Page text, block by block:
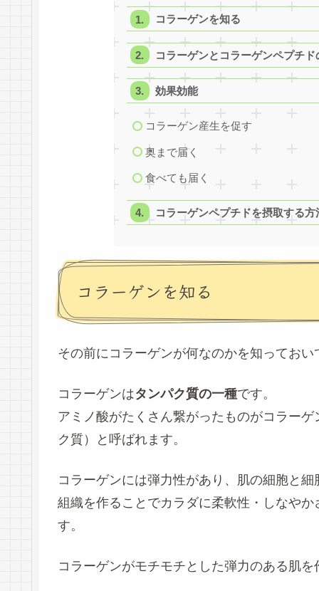
コラーゲンを知る
コラーゲンとコラーゲンペプチド
効果効能
コラーゲン産生を促す
奥まで届く
食べても届く
コラーゲンペプチドを摂取する方
コラーゲンを知る
その前にコラーゲンが何なのかを知っておい
コラーゲンはタンパク質の一種です。
アミノ酸がたくさん繋がったものがコラーゲ
ク質）と呼ばれます。
コラーゲンには弾力性があり、肌の細胞と細
組織を作ることでカラダに柔軟性・しなやか
す。
コラーゲンがモチモチとした弾力のある肌